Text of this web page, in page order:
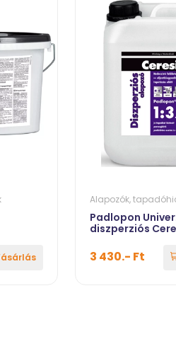
Alapozók,
Padlopon
diszperziós
3 430.- Ft